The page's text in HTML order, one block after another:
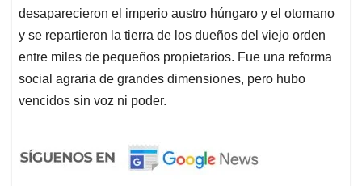
desaparecieron el imperio austro húngaro y el otomano
y se repartieron la tierra de los dueños del viejo orden
entre miles de pequeños propietarios. Fue una reforma
social agraria de grandes dimensiones, pero hubo
vencidos sin voz ni poder.